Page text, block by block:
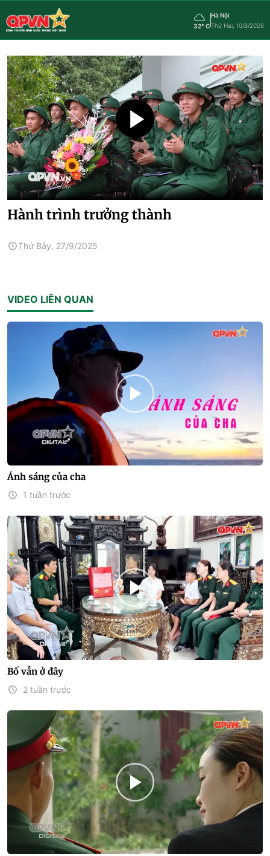
32° C
Hà Nội
Thứ Hai, 10/8/2026
Hành trình trưởng thành
Thứ Bảy, 27/9/2025
VIDEO LIÊN QUAN
Ánh sáng của cha
1 tuần trước
Bố vẫn ở đây
2 tuần trước